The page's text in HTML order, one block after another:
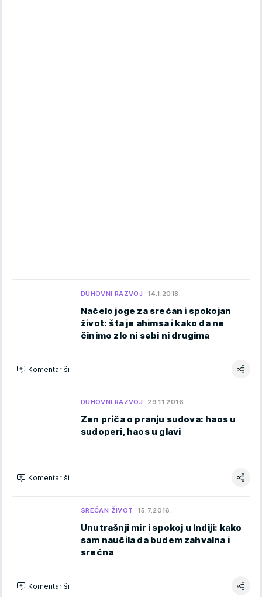
DUHOVNI RAZVOJ 14.1.2018.
Načelo joge za srećan i spokojan
život: šta je ahimsa i kako da ne
činimo zlo ni sebi ni drugima
Komentariši
DUHOVNI RAZVOJ 29.11.2016.
Zen priča o pranju sudova: haos u
sudoperi, haos u glavi
Komentariši
SREĆAN ŽIVOT 15.7.2016.
Unutrašnji mir i spokoj u Indiji: kako
sam naučila da budem zahvalna i
srećna
Komentariši